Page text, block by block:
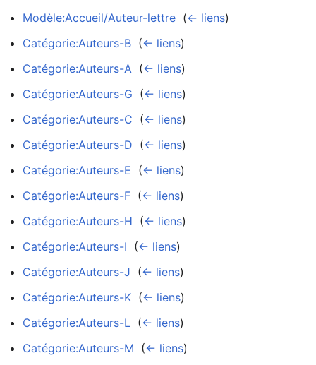
Modèle:Accueil/Auteur-lettre (← liens)
Catégorie:Auteurs-B (← liens)
Catégorie:Auteurs-A (← liens)
Catégorie:Auteurs-G (← liens)
Catégorie:Auteurs-C (← liens)
Catégorie:Auteurs-D (← liens)
Catégorie:Auteurs-E (← liens)
Catégorie:Auteurs-F (← liens)
Catégorie:Auteurs-H (← liens)
Catégorie:Auteurs-I (← liens)
Catégorie:Auteurs-J (← liens)
Catégorie:Auteurs-K (← liens)
Catégorie:Auteurs-L (← liens)
Catégorie:Auteurs-M (← liens)